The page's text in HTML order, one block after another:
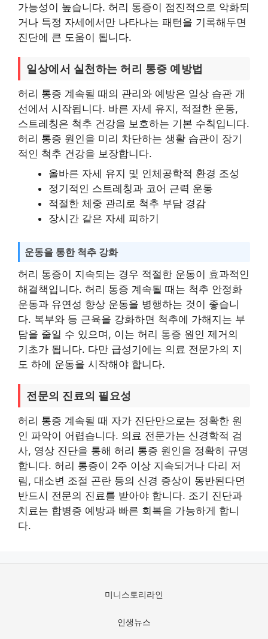
가능성이 높습니다. 허리 통증이 점진적으로 악화되
거나 특정 자세에서만 나타나는 패턴을 기록해두면
진단에 큰 도움이 됩니다.
일상에서 실천하는 허리 통증 예방법
허리 통증 계속될 때의 관리와 예방은 일상 습관 개
선에서 시작됩니다. 바른 자세 유지, 적절한 운동,
스트레칭은 척추 건강을 보호하는 기본 수칙입니다.
허리 통증 원인을 미리 차단하는 생활 습관이 장기
적인 척추 건강을 보장합니다.
올바른 자세 유지 및 인체공학적 환경 조성
정기적인 스트레칭과 코어 근력 운동
적절한 체중 관리로 척추 부담 경감
장시간 같은 자세 피하기
운동을 통한 척추 강화
허리 통증이 지속되는 경우 적절한 운동이 효과적인
해결책입니다. 허리 통증 계속될 때는 척추 안정화
운동과 유연성 향상 운동을 병행하는 것이 좋습니
다. 복부와 등 근육을 강화하면 척추에 가해지는 부
담을 줄일 수 있으며, 이는 허리 통증 원인 제거의
기초가 됩니다. 다만 급성기에는 의료 전문가의 지
도 하에 운동을 시작해야 합니다.
전문의 진료의 필요성
허리 통증 계속될 때 자가 진단만으로는 정확한 원
인 파악이 어렵습니다. 의료 전문가는 신경학적 검
사, 영상 진단을 통해 허리 통증 원인을 정확히 규명
합니다. 허리 통증이 2주 이상 지속되거나 다리 저
림, 대소변 조절 곤란 등의 신경 증상이 동반된다면
반드시 전문의 진료를 받아야 합니다. 조기 진단과
치료는 합병증 예방과 빠른 회복을 가능하게 합니
다.
미니스토리라인
인생뉴스